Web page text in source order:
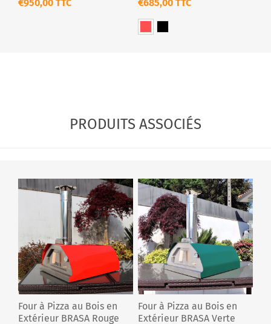
€950,00 TTC
€685,00 TTC
PRODUITS ASSOCIÉS
Four à Pizza au Bois en
Extérieur BRASA Rouge
Four à Pizza au Bois en
Extérieur BRASA Verte